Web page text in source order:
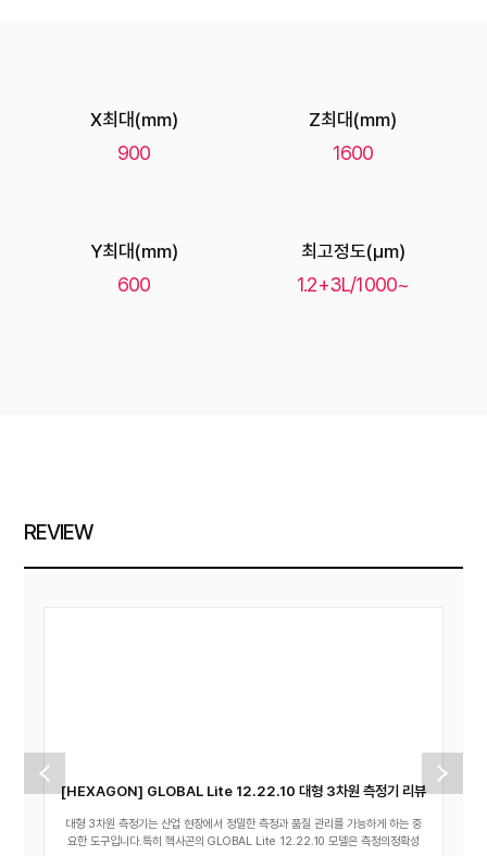
X최대(mm)
900
Z최대(mm)
1600
Y최대(mm)
600
최고정도(μm)
1.2+3L/1000~
REVIEW
[HEXAGON] GLOBAL Lite 12.22.10 대형 3차원 측정기 리뷰
대형 3차원 측정기는 산업 현장에서 정밀한 측정과 품질 관리를 가능하게 하는 중
요한 도구입니다.특히 헥사곤의 GLOBAL Lite 12.22.10 모델은 측정의정확성